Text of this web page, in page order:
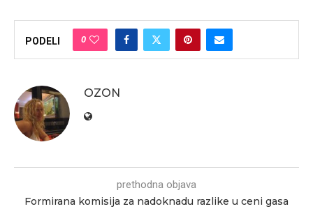
PODELI 0
OZON
prethodna objava
Formirana komisija za nadoknadu razlike u ceni gasa